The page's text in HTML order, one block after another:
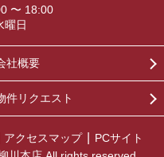
〜 18:00
曜日
社概要
件リクエスト
アクセスマップ
PCサイト